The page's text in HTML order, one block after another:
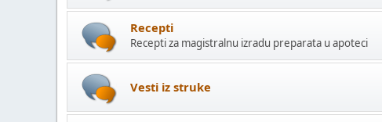
Recepti
Recepti za magistralnu izradu preparata u apoteci
Vesti iz struke